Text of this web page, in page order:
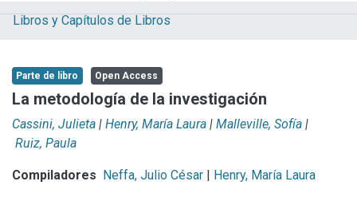
Explorar
Aportar material
Statistics
Libros y Capítulos de Libros
Parte de libro Open Access
La metodología de la investigación
Cassini, Julieta | Henry, María Laura | Malleville, Sofía |
Ruiz, Paula
Compiladores Neffa, Julio César | Henry, María Laura